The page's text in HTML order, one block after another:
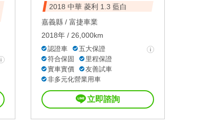
2018 中華 菱利 1.3 藍白
嘉義縣 / 富捷車業
2018年 / 26,000km
認證車
五大保證
符合保固
里程保證
實車實價
友善試車
非多元化營業用車
立即諮詢